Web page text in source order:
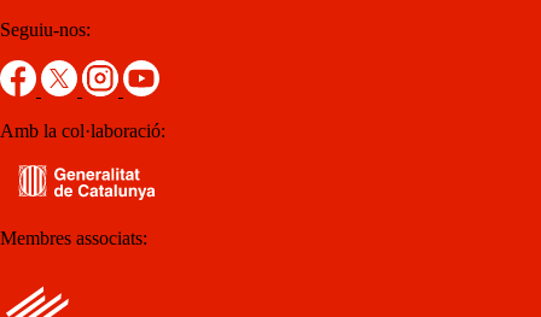
Seguiu-nos:
Amb la col·laboració:
Membres associats: